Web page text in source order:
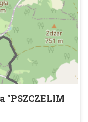
"PSZCZELIM